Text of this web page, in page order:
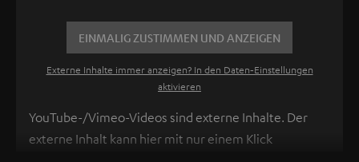
EINMALIG ZUSTIMMEN UND ANZEIGEN
Externe Inhalte immer anzeigen? In den Daten‑Einstellungen
aktivieren
YouTube-/Vimeo-Videos sind externe Inhalte. Der
externe Inhalt kann hier mit nur einem Klick